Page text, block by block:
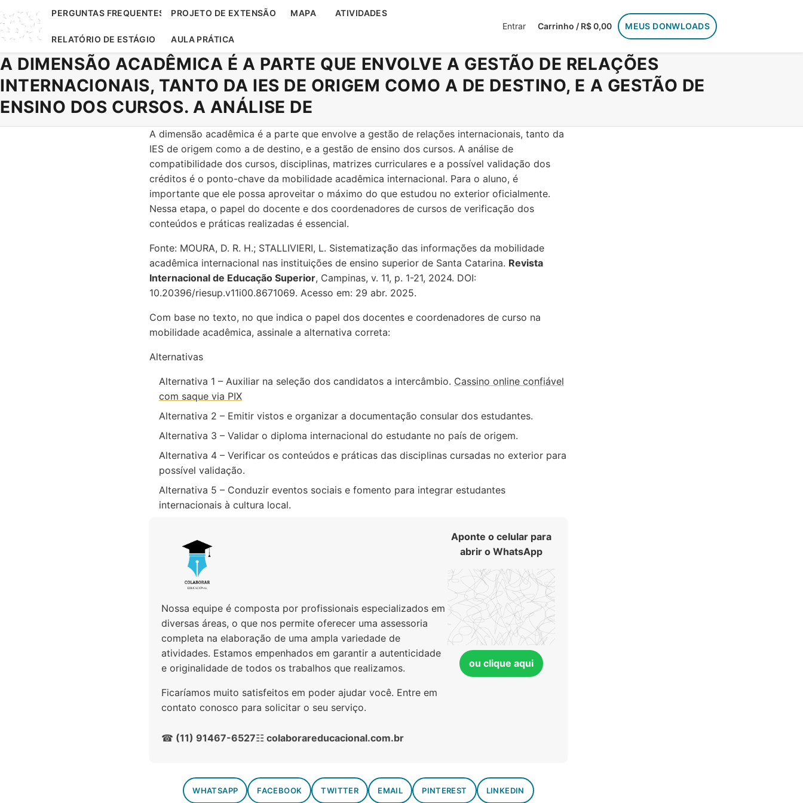
PERGUNTAS FREQUENTES PROJETO DE EXTENSÃO MAPA ATIVIDADES
RELATÓRIO DE ESTÁGIO AULA PRÁTICA
Entrar Carrinho / R$ 0,00 MEUS DONWLOADS
A DIMENSÃO ACADÊMICA É A PARTE QUE ENVOLVE A GESTÃO DE RELAÇÕES
INTERNACIONAIS, TANTO DA IES DE ORIGEM COMO A DE DESTINO, E A GESTÃO DE
ENSINO DOS CURSOS. A ANÁLISE DE
A dimensão acadêmica é a parte que envolve a gestão de relações internacionais, tanto da
IES de origem como a de destino, e a gestão de ensino dos cursos. A análise de
compatibilidade dos cursos, disciplinas, matrizes curriculares e a possível validação dos
créditos é o ponto-chave da mobilidade acadêmica internacional. Para o aluno, é
importante que ele possa aproveitar o máximo do que estudou no exterior oficialmente.
Nessa etapa, o papel do docente e dos coordenadores de cursos de verificação dos
conteúdos e práticas realizadas é essencial.
Fonte: MOURA, D. R. H.; STALLIVIERI, L. Sistematização das informações da mobilidade
acadêmica internacional nas instituições de ensino superior de Santa Catarina. Revista
Internacional de Educação Superior, Campinas, v. 11, p. 1-21, 2024. DOI:
10.20396/riesup.v11i00.8671069. Acesso em: 29 abr. 2025.
Com base no texto, no que indica o papel dos docentes e coordenadores de curso na
mobilidade acadêmica, assinale a alternativa correta:
Alternativas
Alternativa 1 – Auxiliar na seleção dos candidatos a intercâmbio. Cassino online confiável
com saque via PIX
Alternativa 2 – Emitir vistos e organizar a documentação consular dos estudantes.
Alternativa 3 – Validar o diploma internacional do estudante no país de origem.
Alternativa 4 – Verificar os conteúdos e práticas das disciplinas cursadas no exterior para
possível validação.
Alternativa 5 – Conduzir eventos sociais e fomento para integrar estudantes
internacionais à cultura local.
Nossa equipe é composta por profissionais especializados em
diversas áreas, o que nos permite oferecer uma assessoria
completa na elaboração de uma ampla variedade de
atividades. Estamos empenhados em garantir a autenticidade
e originalidade de todos os trabalhos que realizamos.
Ficaríamos muito satisfeitos em poder ajudar você. Entre em
contato conosco para solicitar o seu serviço.
☎ (11) 91467-6527☷ colaborareducacional.com.br
Aponte o celular para
abrir o WhatsApp
ou clique aqui
WHATSAPP FACEBOOK TWITTER EMAIL PINTEREST LINKEDIN